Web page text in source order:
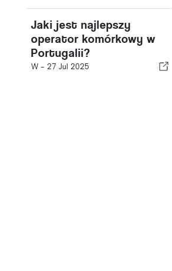
Jaki jest najlepszy
operator komórkowy w
Portugalii?
W - 27 Jul 2025